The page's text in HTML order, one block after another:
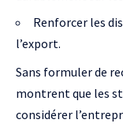
Renforcer les
l’export.
Sans formuler de
montrent que les
considérer